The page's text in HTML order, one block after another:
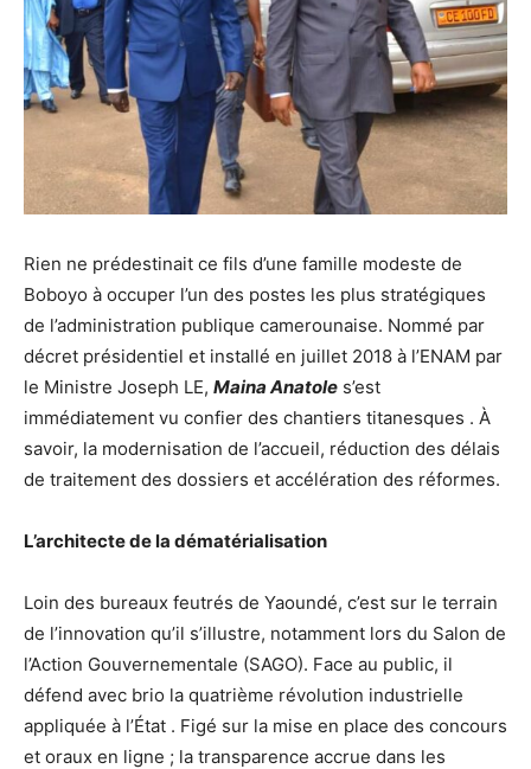
Rien ne prédestinait ce fils d’une famille modeste de
Boboyo à occuper l’un des postes les plus stratégiques
de l’administration publique camerounaise. Nommé par
décret présidentiel et installé en juillet 2018 à l’ENAM par
le Ministre Joseph LE, Maina Anatole s’est
immédiatement vu confier des chantiers titanesques . À
savoir, la modernisation de l’accueil, réduction des délais
de traitement des dossiers et accélération des réformes.
L’architecte de la dématérialisation
Loin des bureaux feutrés de Yaoundé, c’est sur le terrain
de l’innovation qu’il s’illustre, notamment lors du Salon de
l’Action Gouvernementale (SAGO). Face au public, il
défend avec brio la quatrième révolution industrielle
appliquée à l’État . Figé sur la mise en place des concours
et oraux en ligne ; la transparence accrue dans les